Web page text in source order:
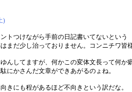
)
トつけながら手前の日記書いてないという
まだ少し治っておりません。コンニチワ皆
んしてますが、何かこの変体文長って何か
にかさんだ文章ができあがるのょね。
きにも程があるほど不向きという訳だな。